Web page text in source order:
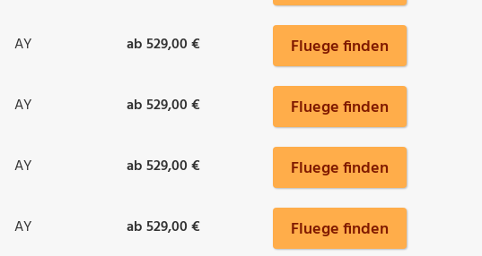
AY ab 529,00 € Fluege finden
AY ab 529,00 € Fluege finden
AY ab 529,00 € Fluege finden
AY ab 529,00 € Fluege finden